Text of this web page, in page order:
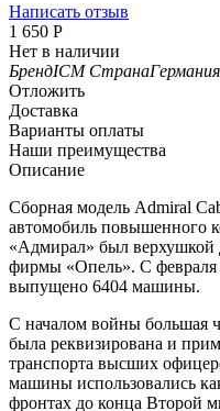
Написать отзыв
1 650 Р
Нет в наличии
БрендICM СтранаГермания
Отложить
Доставка
Варианты оплаты
Наши преимущества
Описание
Сборная модель Admiral
автомобиль повышенного
«Адмирал» был верхушкой
фирмы «Опель». С февраля
выпущено 6404 машины.
С началом войны большая
была реквизирована и
транспорта высших
машины использовались
фронтах до конца Второй